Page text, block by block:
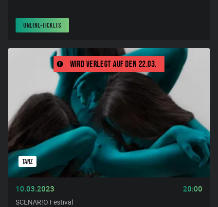
ONLINE-TICKETS
Wird verlegt auf den 22.03.
TANZ
10.03.2023 20:00
SCENAR!O Festival